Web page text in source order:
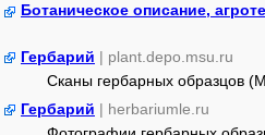
Ботаническое описание,
Гербарий | plant.depo.msu.ru
Сканы гербарных образцов
Гербарий | herbariumle.ru